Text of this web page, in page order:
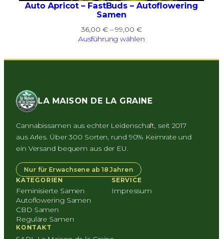
Auto Apricot – FastBuds – Autoflowering
Samen
36,00 € –99,00 €Preisspanne:
36,00 €
99,00 €
Ausführung wählen
LA MAISON DE LA GRAINE
Cannabissamen aus echter Leidenschaft, seit 2017
aus Arles. Über 300 Sorten, rund 90% Keimrate und
ein Versand bequem aus der EU.
Nur für Erwachsene ab 18 Jahren
KATEGORIEN
Feminisierte Samen
Autoflowering Samen
CBD Samen
Reguläre Samen
SERVICE
Impressum
KONTAKT